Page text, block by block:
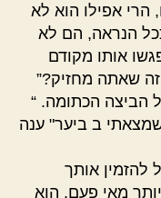
הרי אפילו הוא לא
הנראה, הם לא
אותו מקודם
זה שאתה מחזיק?”
הביצה הכתומה. “
ב ביער" ענה
להזמין אותך
מאי פעם. הוא